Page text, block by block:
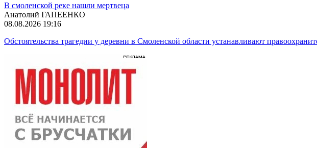
В смоленской реке нашли мертвеца
Анатолий ГАПЕЕНКО
08.08.2026 19:16
Обстоятельства трагедии у деревни в Смоленской области устанавливают